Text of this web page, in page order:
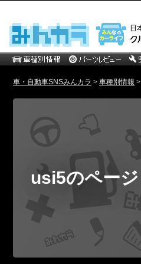
車・自動車SNSみんカラ > 車種別情報 >
usi5のページ